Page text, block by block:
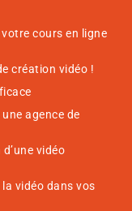
cours en ligne
création vidéo !
agence de
vidéo
vidéo dans vos